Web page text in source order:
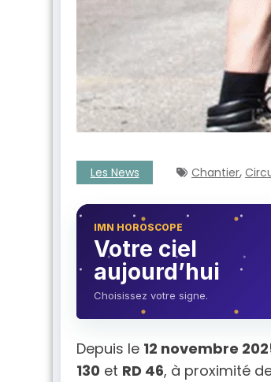
Les News Chantier,
IMN HOROSCOPE
Votre ciel
aujourd’hui
Choisissez votre signe.
Depuis le 12 novembre
130 et RD 46, à proximité